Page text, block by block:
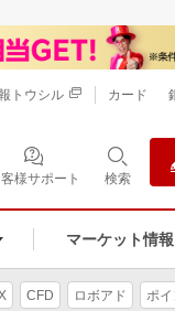
様サポート 検索
マーケット情報
トウシル カード
CFD ロボアド ポ